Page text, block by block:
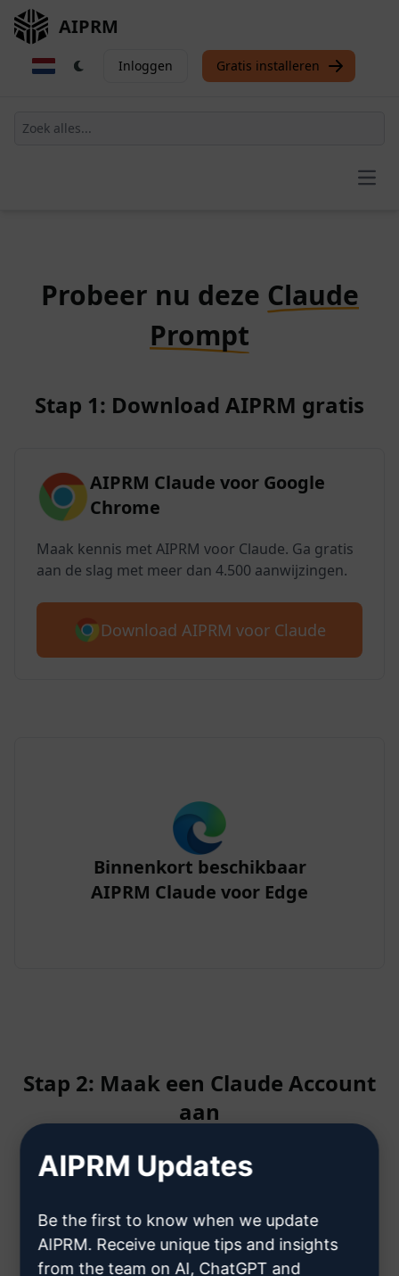
AIPRM
Inloggen Gratis installeren
Probeer nu deze Claude
Prompt
Stap 1: Download AIPRM gratis
AIPRM Claude voor Google
Chrome
Maak kennis met AIPRM voor Claude. Ga gratis
aan de slag met meer dan 4.500 aanwijzingen.
Download AIPRM voor Claude
Binnenkort beschikbaar
AIPRM Claude voor Edge
Stap 2: Maak een Claude Account
aan
Klik hier om te leren hoe u een
Claude account aanmaakt
AIPRM Updates
Be the first to know when we update
AIPRM. Receive unique tips and insights
from the team on AI, ChatGPT and